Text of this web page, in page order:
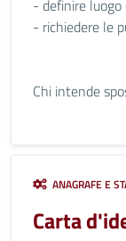
- definire
- richiedere le
Chi intende
ANAGRAFE E
Carta